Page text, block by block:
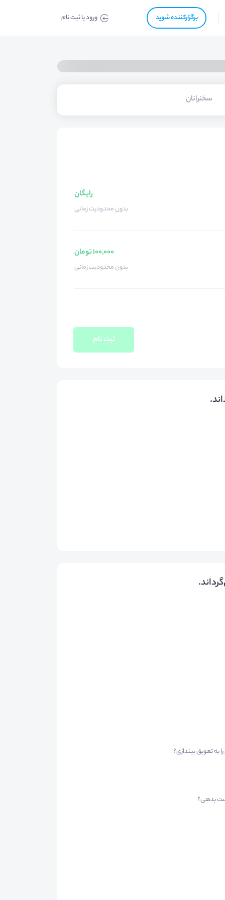
برگزار‌‌کننده شوید ورود یا ثبت نام
سخنرانان
رایگان
بدون محدودیت زمانی
100,000 تومان
بدون محدودیت زمانی
ثبت نام
تعویق بیندازی؟
بدهی؟